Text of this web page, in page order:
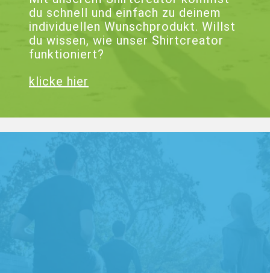
du schnell und einfach zu deinem
individuellen Wunschprodukt. Willst
du wissen, wie unser Shirtcreator
funktioniert?
klicke hier